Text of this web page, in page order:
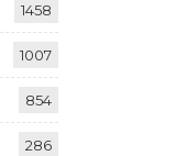
1458
1007
854
286